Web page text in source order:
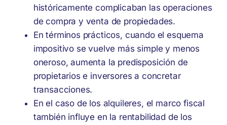
históricamente complicaban las operaciones
de compra y venta de propiedades.
En términos prácticos, cuando el esquema
impositivo se vuelve más simple y menos
oneroso, aumenta la predisposición de
propietarios e inversores a concretar
transacciones.
En el caso de los alquileres, el marco fiscal
también influye en la rentabilidad de los